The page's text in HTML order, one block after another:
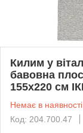
Килим у
бавовна
155x220 см
Немає в наявності
Код: 204.700.47